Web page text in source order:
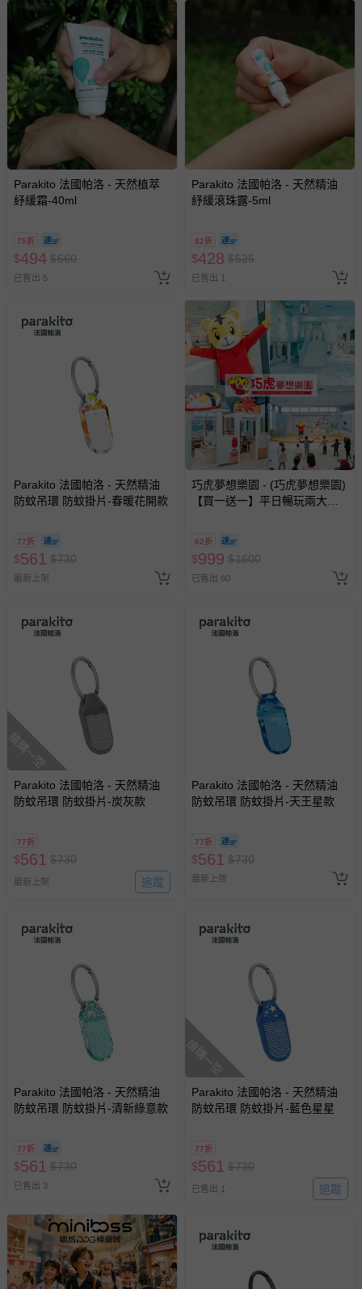
Parakito 法國帕洛 - 天然植萃
紓緩霜-40ml
75折
$494 $660
已售出 5
Parakito 法國帕洛 - 天然精油
紓緩滾珠露-5ml
82折
$428 $525
已售出 1
Parakito 法國帕洛 - 天然精油
防蚊吊環 防蚊掛片-春暖花開款
77折
$561 $730
最新上架
巧虎夢想樂園 - (巧虎夢想樂園)
【買一送一】平日暢玩兩大一
換，贈送券現場領取)-效期至
2026/10/16 正券逾期視同現金
券使用
62折
$999 $1600
已售出 80
搶購一空
Parakito 法國帕洛 - 天然精油
防蚊吊環 防蚊掛片-炭灰款
77折
$561 $730
最新上架 追蹤
Parakito 法國帕洛 - 天然精油
防蚊吊環 防蚊掛片-天王星款
77折
$561 $730
最新上架
Parakito 法國帕洛 - 天然精油
防蚊吊環 防蚊掛片-清新綠意款
77折
$561 $730
已售出 3
搶購一空
Parakito 法國帕洛 - 天然精油
防蚊吊環 防蚊掛片-藍色星星
77折
$561 $730
已售出 1 追蹤